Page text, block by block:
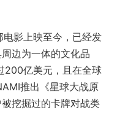
电影上映至今，已经发
边为一体的文化品
200亿美元，且在全球
推出《星球大战原
挖掘过的卡牌对战类